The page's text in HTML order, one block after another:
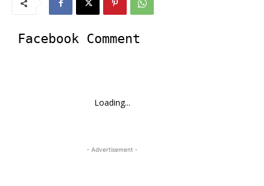
Facebook Comment
Loading...
- Advertisement -